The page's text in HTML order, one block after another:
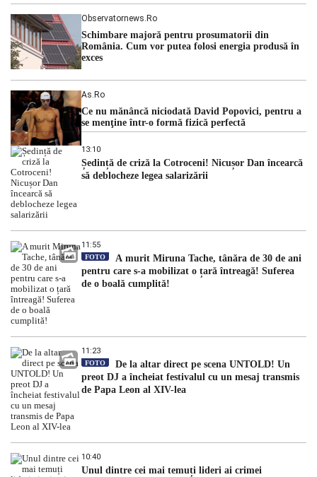
Observatornews.ro
Schimbare majoră pentru prosumatorii din
România. Cum vor putea folosi energia produsă în
exces
As.ro
Ce nu mănâncă niciodată David Popovici, pentru a
se menţine într-o formă fizică perfectă
13:10
Ședință de criză la Cotroceni! Nicușor Dan încearcă
să deblocheze legea salarizării
11:55
FOTO
A murit Miruna Tache, tânăra de 30 de ani
pentru care s-a mobilizat o țară întreagă! Suferea
de o boală cumplită!
11:23
FOTO
De la altar direct pe scena UNTOLD! Un
preot DJ a încheiat festivalul cu un mesaj transmis
de Papa Leon al XIV-lea
10:40
Unul dintre cei mai temuți lideri ai crimei